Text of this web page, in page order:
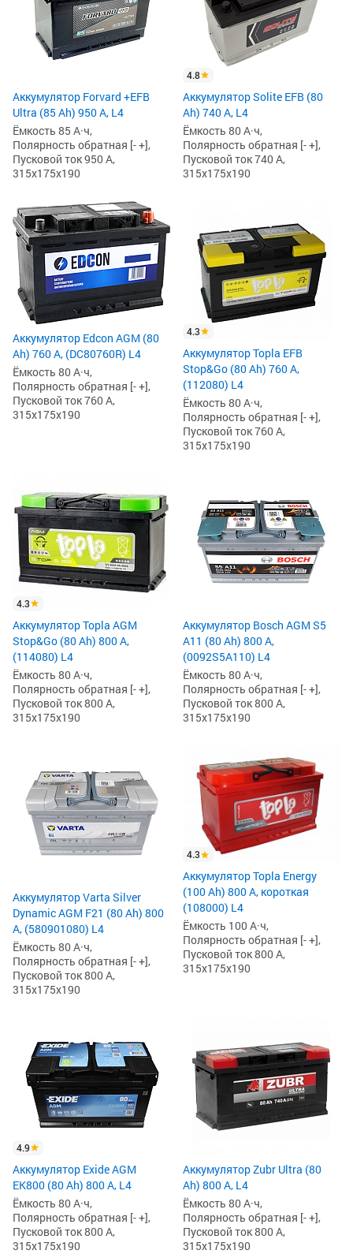
Аккумулятор Forvard +EFB
Ultra (85 Ah) 950 А, L4
Ёмкость 85 А·ч,
Полярность обратная [- +],
Пусковой ток 950 А,
315x175x190
4.8
Аккумулятор Solite EFB (80
Ah) 740 А, L4
Ёмкость 80 А·ч,
Полярность обратная [- +],
Пусковой ток 740 А,
315x175x190
Аккумулятор Edcon AGM (80
Ah) 760 А, (DC80760R) L4
Ёмкость 80 А·ч,
Полярность обратная [- +],
Пусковой ток 760 А,
315x175x190
4.3
Аккумулятор Topla EFB
Stop&Go (80 Ah) 760 А,
(112080) L4
Ёмкость 80 А·ч,
Полярность обратная [- +],
Пусковой ток 760 А,
315x175x190
4.3
Аккумулятор Topla AGM
Stop&Go (80 Ah) 800 А,
(114080) L4
Ёмкость 80 А·ч,
Полярность обратная [- +],
Пусковой ток 800 А,
315x175x190
Аккумулятор Bosch AGM S5
A11 (80 Ah) 800 А,
(0092S5A110) L4
Ёмкость 80 А·ч,
Полярность обратная [- +],
Пусковой ток 800 А,
315x175x190
Аккумулятор Varta Silver
Dynamic AGM F21 (80 Ah) 800
А, (580901080) L4
Ёмкость 80 А·ч,
Полярность обратная [- +],
Пусковой ток 800 А,
315x175x190
4.3
Аккумулятор Topla Energy
(100 Ah) 800 А, короткая
(108000) L4
Ёмкость 100 А·ч,
Полярность обратная [- +],
Пусковой ток 800 А,
315x175x190
4.9
Аккумулятор Exide AGM
EK800 (80 Ah) 800 А, L4
Ёмкость 80 А·ч,
Полярность обратная [- +],
Пусковой ток 800 А,
315x175x190
Аккумулятор Zubr Ultra (80
Ah) 800 А, L4
Ёмкость 80 А·ч,
Полярность обратная [- +],
Пусковой ток 800 А,
315x175x190